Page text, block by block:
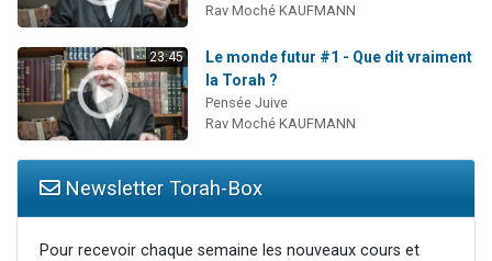
Rav Moché KAUFMANN
23:45
Le monde futur #1 - Que dit vraiment
la Torah ?
Pensée Juive
Rav Moché KAUFMANN
Newsletter Torah-Box
Pour recevoir chaque semaine les nouveaux cours et